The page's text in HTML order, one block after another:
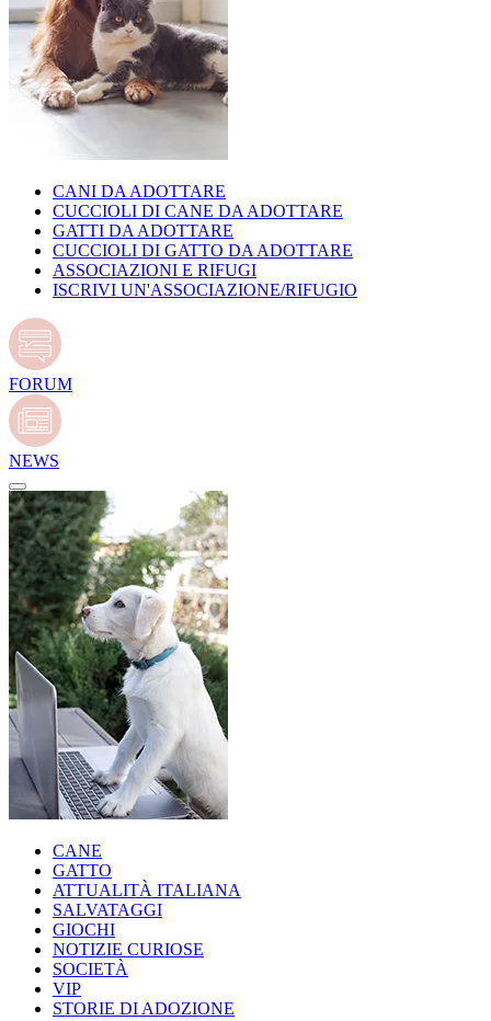
CANI DA ADOTTARE
CUCCIOLI DI CANE DA ADOTTARE
GATTI DA ADOTTARE
CUCCIOLI DI GATTO DA ADOTTARE
ASSOCIAZIONI E RIFUGI
ISCRIVI UN'ASSOCIAZIONE/RIFUGIO
FORUM
NEWS
CANE
GATTO
ATTUALITÀ ITALIANA
SALVATAGGI
GIOCHI
NOTIZIE CURIOSE
SOCIETÀ
VIP
STORIE DI ADOZIONE